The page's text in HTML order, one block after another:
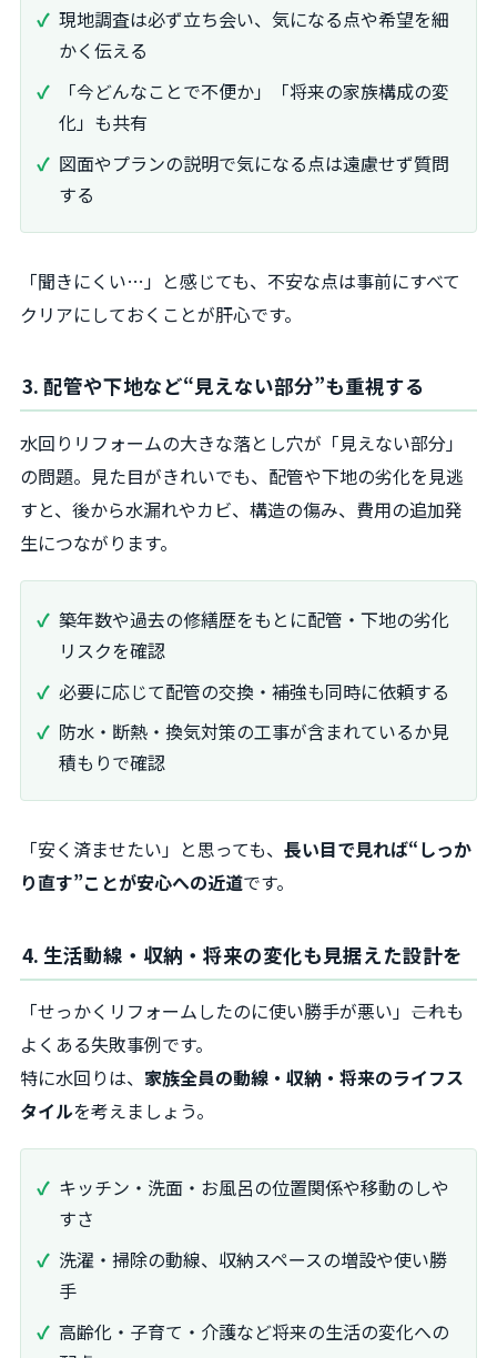
現地調査は必ず立ち会い、気になる点や希望を細
かく伝える
「今どんなことで不便か」「将来の家族構成の変
化」も共有
図面やプランの説明で気になる点は遠慮せず質問
する
「聞きにくい…」と感じても、不安な点は事前にすべて
クリアにしておくことが肝心です。
3. 配管や下地など“見えない部分”も重視する
水回りリフォームの大きな落とし穴が「見えない部分」
の問題。見た目がきれいでも、配管や下地の劣化を見逃
すと、後から水漏れやカビ、構造の傷み、費用の追加発
生につながります。
築年数や過去の修繕歴をもとに配管・下地の劣化
リスクを確認
必要に応じて配管の交換・補強も同時に依頼する
防水・断熱・換気対策の工事が含まれているか見
積もりで確認
「安く済ませたい」と思っても、 長い目で見れば“しっか
り直す”ことが安心への近道です。
4. 生活動線・収納・将来の変化も見据えた設計を
「せっかくリフォームしたのに使い勝手が悪い」――これも
よくある失敗事例です。
特に水回りは、 家族全員の動線・収納・将来のライフス
タイルを考えましょう。
キッチン・洗面・お風呂の位置関係や移動のしや
すさ
洗濯・掃除の動線、収納スペースの増設や使い勝
手
高齢化・子育て・介護など将来の生活の変化への